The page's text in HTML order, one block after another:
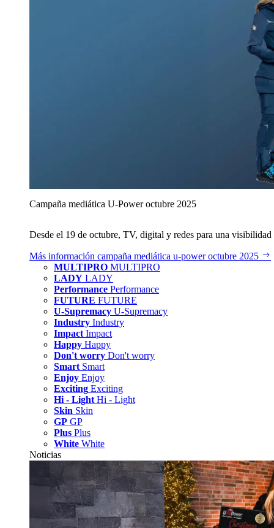
Campaña mediática U‑Power octubre 2025
Desde el 19 de octubre, TV, digital y redes para una
Más información campaña mediática u‑power octubre 2025
MULTIPRO MULTIPRO
LADY LADY
Performance Performance
FUTURE FUTURE
U-Supremacy U-Supremacy
Industry Industry
Impact Impact
Happy Happy
Don't worry Don't worry
Smart Smart
Enjoy Enjoy
Exciting Exciting
Hi - Light Hi - Light
Skin Skin
GP GP
Plus Plus
White White
Noticias